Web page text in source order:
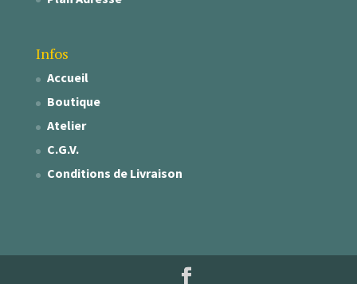
Infos
Accueil
Boutique
Atelier
C.G.V.
Conditions de Livraison